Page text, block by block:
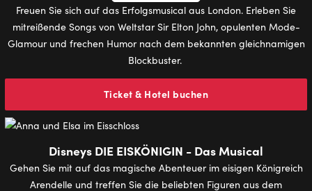
Freuen Sie sich auf das Erfolgsmusical aus London. Erleben Sie
mitreißende Songs von Weltstar Sir Elton John, opulenten Mode-
Glamour und frechen Humor nach dem bekannten gleichnamigen
Blockbuster.
Ticket & Hotel buchen
Disneys DIE EISKÖNIGIN - Das Musical
Gehen Sie mit auf das magische Abenteuer im eisigen Königreich
Arendelle und treffen Sie die beliebten Figuren aus dem